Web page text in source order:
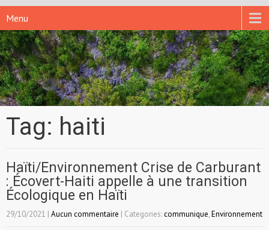
Menu
Tag: haiti
Haïti/Environnement Crise de Carburant
: Écovert-Haiti appelle à une transition
Écologique en Haïti
29/10/2021 | Aucun commentaire | Categories:communique,Environnement